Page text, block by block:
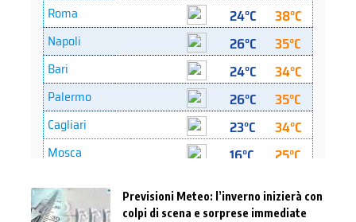
Previsioni Meteo: l’inverno inizierà con
colpi di scena e sorprese immediate